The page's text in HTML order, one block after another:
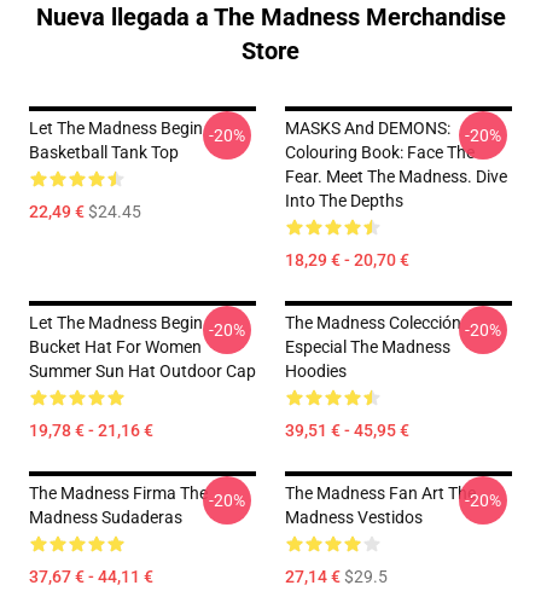
Nueva llegada a The Madness Merchandise
Store
Let The Madness Begin
Basketball Tank Top
22,49 €$24.45
-20%
MASKS And DEMONS:
Colouring Book: Face The
Fear. Meet The Madness. Dive
Into The Depths
18,29 € - 20,70 €
-20%
Let The Madness Begin
Bucket Hat For Women
Summer Sun Hat Outdoor Cap
19,78 € - 21,16 €
-20%
The Madness Colección
Especial The Madness
Hoodies
39,51 € - 45,95 €
-20%
The Madness Firma The
Madness Sudaderas
37,67 € - 44,11 €
-20%
The Madness Fan Art The
Madness Vestidos
27,14 €$29.5
-20%